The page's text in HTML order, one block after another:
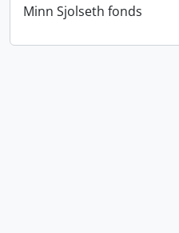
Minn Sjolseth fonds